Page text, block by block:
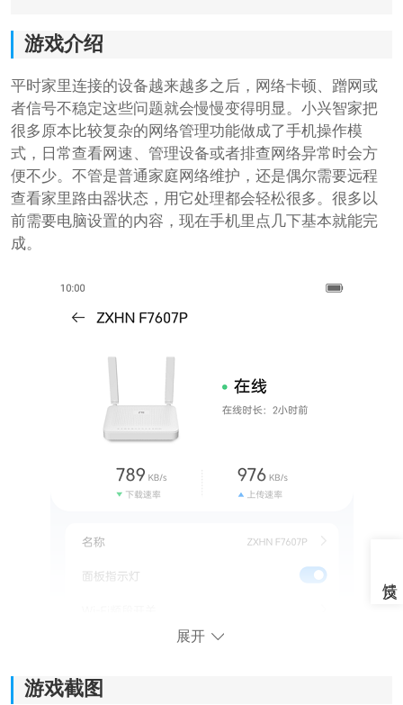
游戏介绍
平时家里连接的设备越来越多之后，网络卡顿、蹭网或
者信号不稳定这些问题就会慢慢变得明显。小兴智家把
很多原本比较复杂的网络管理功能做成了手机操作模
式，日常查看网速、管理设备或者排查网络异常时会方
便不少。不管是普通家庭网络维护，还是偶尔需要远程
查看家里路由器状态，用它处理都会轻松很多。很多以
前需要电脑设置的内容，现在手机里点几下基本就能完
成。
展开
游戏截图